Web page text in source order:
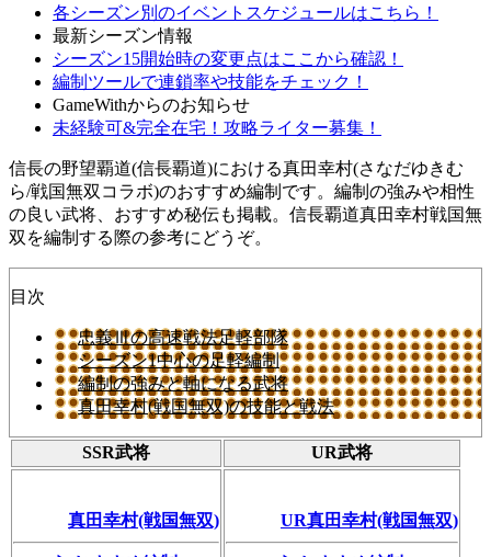
各シーズン別のイベントスケジュールはこちら！
最新シーズン情報
シーズン15開始時の変更点はここから確認！
編制ツールで連鎖率や技能をチェック！
GameWithからのお知らせ
未経験可&完全在宅！攻略ライター募集！
信長の野望覇道(信長覇道)における真田幸村(さなだゆきむ
ら/戦国無双コラボ)のおすすめ編制です。編制の強みや相性
の良い武将、おすすめ秘伝も掲載。信長覇道真田幸村戦国無
双を編制する際の参考にどうぞ。
目次
忠義Ⅲの高速戦法足軽部隊
シーズン1中心の足軽編制
編制の強みと軸になる武将
真田幸村(戦国無双)の技能と戦法
SSR武将 UR武将
真田幸村(戦国無双) UR真田幸村(戦国無双)